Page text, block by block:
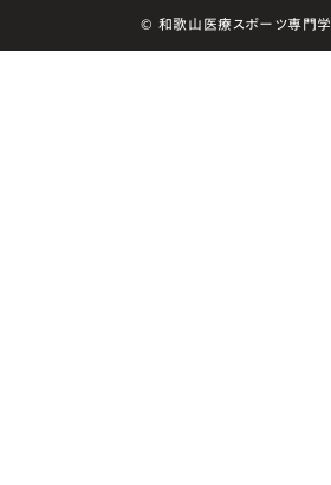
© 和歌山医療スポーツ専門